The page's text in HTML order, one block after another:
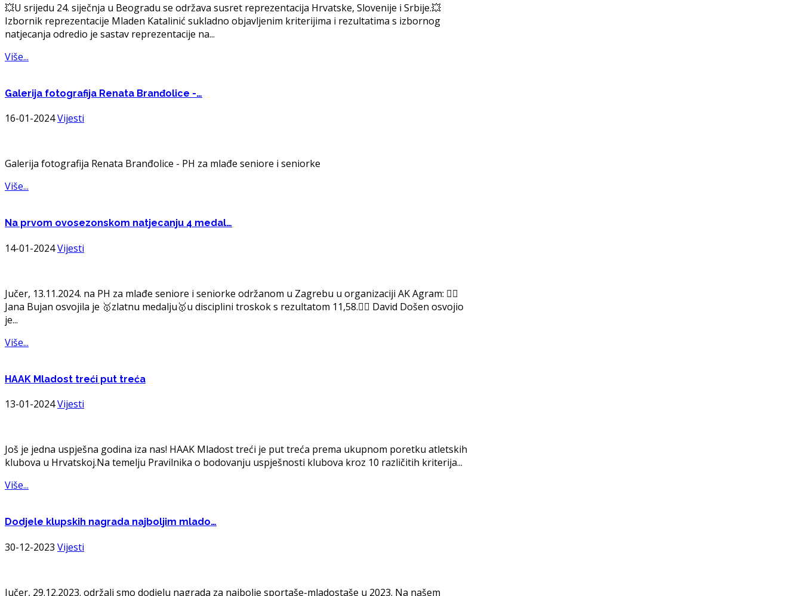
💥U srijedu 24. siječnja u Beogradu se održava susret reprezentacija Hrvatske, Slovenije i Srbije.💥
Izbornik reprezentacije Mladen Katalinić sukladno objavljenim kriterijima i rezultatima s izbornog
natjecanja odredio je sastav reprezentacije na...
Više...
Galerija fotografija Renata Branđolice -…
16-01-2024Vijesti
Galerija fotografija Renata Branđolice - PH za mlađe seniore i seniorke
Više...
Na prvom ovosezonskom natjecanju 4 medal…
14-01-2024Vijesti
Jučer, 13.11.2024. na PH za mlađe seniore i seniorke održanom u Zagrebu u organizaciji AK Agram: 👉🏻
Jana Bujan osvojila je 🥇zlatnu medalju🥇u disciplini troskok s rezultatom 11,58.👉🏻 David Došen osvojio
je...
Više...
HAAK Mladost treći put treća
13-01-2024Vijesti
Još je jedna uspješna godina iza nas! HAAK Mladost treći je put treća prema ukupnom poretku atletskih
klubova u Hrvatskoj.Na temelju Pravilnika o bodovanju uspješnosti klubova kroz 10 različitih kriterija...
Više...
Dodjele klupskih nagrada najboljim mlado…
30-12-2023 Vijesti
Jučer, 29.12.2023. održali smo dodjelu nagrada za najbolje sportaše-mladostaše u 2023. Na našem